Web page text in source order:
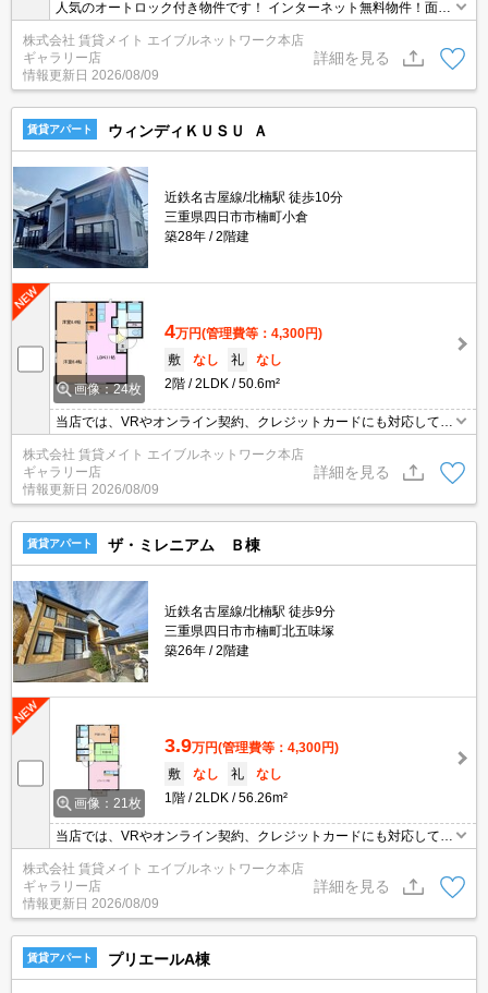
人気のオートロック付き物件です！ インターネット無料物件！面倒
な個人での手続き不要でご利用いただけます♪私生活はもちろんテレ
ワーク勤務の方にもおすすめですよ♪
株式会社 賃貸メイト エイブルネットワーク本店
ギャラリー店
情報更新日 2026/08/09
詳細を見る
賃貸アパート ウィンディＫＵＳＵ Ａ
近鉄名古屋線/北楠駅 徒歩10分
三重県四日市市楠町小倉
築28年
2階建
画像：24枚
4万円(管理費等：4,300円)
敷
なし 礼
なし
2階
2LDK 50.6m²
当店では、VRやオンライン契約、クレジットカードにも対応してお
りWEBのみでの契約も可能ですのでお気軽にお問い合わせ下さい！
株式会社 賃貸メイト エイブルネットワーク本店
ギャラリー店
情報更新日 2026/08/09
詳細を見る
賃貸アパート ザ・ミレニアム Ｂ棟
近鉄名古屋線/北楠駅 徒歩9分
三重県四日市市楠町北五味塚
築26年
2階建
画像：21枚
3.9万円(管理費等：4,300円)
敷
なし 礼
なし
1階
2LDK 56.26m²
当店では、VRやオンライン契約、クレジットカードにも対応してお
りWEBのみでの契約も可能ですのでお気軽にお問い合わせ下さい！
株式会社 賃貸メイト エイブルネットワーク本店
ギャラリー店
情報更新日 2026/08/09
詳細を見る
賃貸アパート プリエールA棟